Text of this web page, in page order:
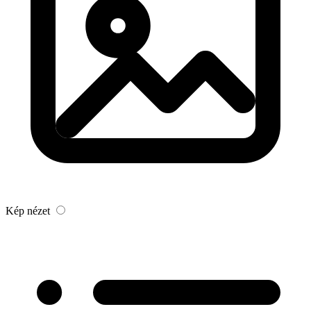
Kép nézet